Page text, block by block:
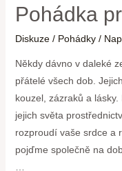
Pohádka
Diskuze / Pohádky/
Někdy dávno​ v daleké
přátelé všech dob.
kouzel, zázraků a
jejich světa
rozproudí ‍vaše srdce a
pojďme společně na
…